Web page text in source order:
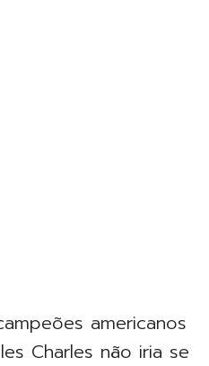
americanos
Charles não iria se